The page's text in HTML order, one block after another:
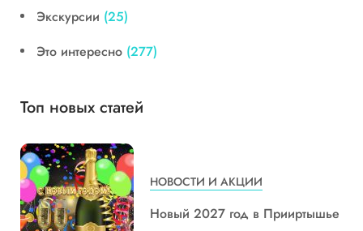
Экскурсии (25)
Это интересно (277)
Топ новых статей
НОВОСТИ И АКЦИИ
Новый 2027 год в Прииртышье